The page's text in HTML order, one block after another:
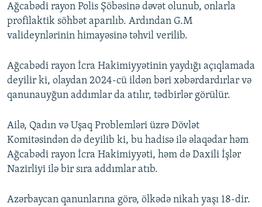
Ağcabədi rayon Polis Şöbəsinə dəvət olunub, onlarla
profilaktik söhbət aparılıb. Ardından G.M
valideynlərinin himayəsinə təhvil verilib.
Ağcabədi rayon İcra Hakimiyyətinin yaydığı açıqlamada
deyilir ki, olaydan 2024-cü ildən bəri xəbərdardırlar və
qanunauyğun addımlar da atılır, tədbirlər görülür.
Ailə, Qadın və Uşaq Problemləri üzrə Dövlət
Komitəsindən də deyilib ki, bu hadisə ilə əlaqədar həm
Ağcabədi rayon İcra Hakimiyyəti, həm də Daxili İşlər
Nazirliyi ilə bir sıra addımlar atıb.
Azərbaycan qanunlarına görə, ölkədə nikah yaşı 18-dir.